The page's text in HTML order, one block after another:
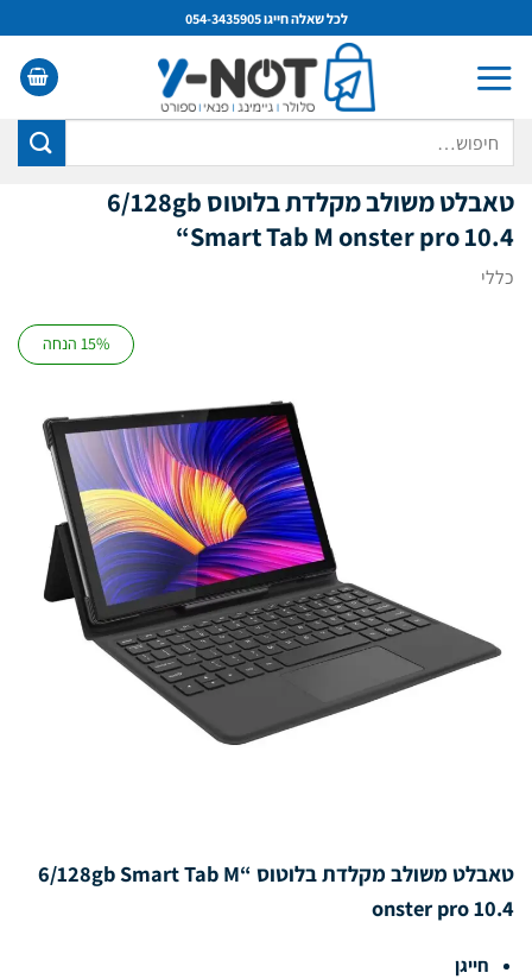
to
content
לכל שאלה חייגו 054-3435905
טאבלט משולב מקלדת בלוטוס 6/128gb
“Smart Tab M onster pro 10.4
כללי
15% הנחה
טאבלט משולב מקלדת בלוטוס “6/128gb Smart Tab M
onster pro 10.4
חייגן